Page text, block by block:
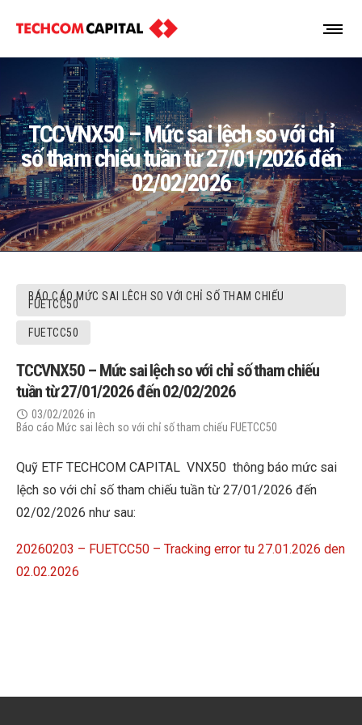
TCCVNX50 – Mức sai lệch so với chỉ
số tham chiếu tuần từ 27/01/2026 đến
02/02/2026
BÁO CÁO MỨC SAI LÊCH SO VỚI CHỈ SỐ THAM CHIẾU
FUETCC50
FUETCC50
TCCVNX50 – Mức sai lệch so với chỉ số tham chiếu
tuần từ 27/01/2026 đến 02/02/2026
03/02/2026 in
Báo cáo Mức sai lêch so với chỉ số tham chiếu FUETCC50
Quỹ ETF TECHCOM CAPITAL VNX50 thông báo mức sai
lệch so với chỉ số tham chiếu tuần từ 27/01/2026 đến
02/02/2026 như sau:
20260203 – FUETCC50 – Tracking error tu 27.01.2026 den
02.02.2026